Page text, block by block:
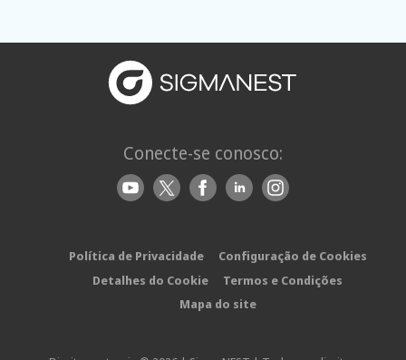
Conecte-se conosco:
Política de Privacidade
Configuração de Cookies
Detalhes do Cookie
Termos e Condições
Mapa do site